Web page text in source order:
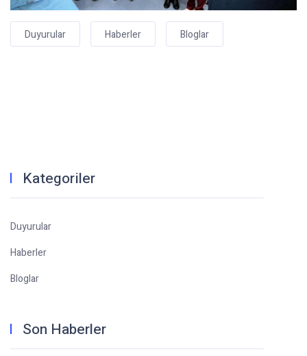
Duyurular Haberler Bloglar
Kategoriler
Duyurular
Haberler
Bloglar
Son Haberler